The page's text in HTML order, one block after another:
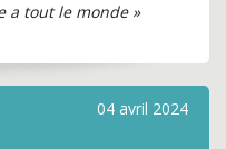
a tout le monde »
04 avril 2024